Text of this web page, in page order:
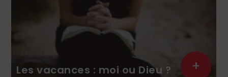
Les vacances : moi ou Dieu ? +